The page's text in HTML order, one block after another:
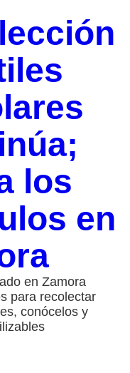
los
en
en Zamora
para recolectar
conócelos y